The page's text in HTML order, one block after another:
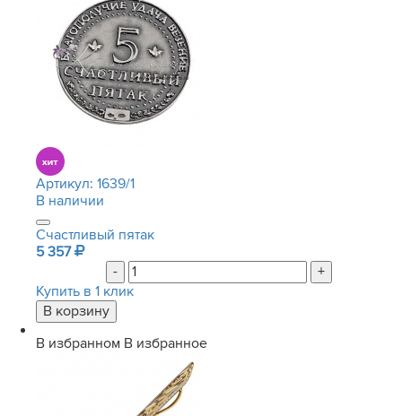
Артикул: 1639/1
В наличии
Счастливый пятак
5 357
-
+
Купить в 1 клик
В избранном В избранное